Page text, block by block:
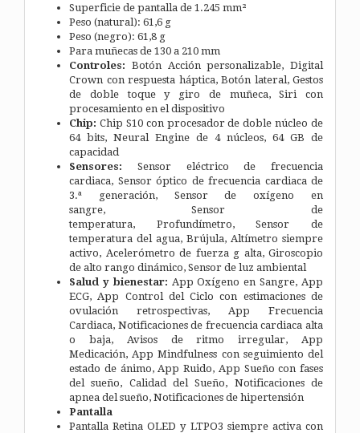
Superficie de pantalla de 1.245 mm²
Peso (natural): 61,6 g
Peso (negro): 61,8 g
Para muñecas de 130 a 210 mm
Controles: Botón Acción personalizable, Digital
Crown con respuesta háptica, Botón lateral, Gestos
de doble toque y giro de muñeca,Siri con
procesamiento en el dispositivo
Chip: Chip S10 con procesador de doble núcleo de
64 bits, Neural Engine de 4 núcleos, 64 GB de
capacidad
Sensores:
Sensor eléctrico de frecuencia
cardiaca, Sensor óptico de frecuencia cardiaca de
3.ª generación, Sensor de oxígeno en
sangre, Sensor de
temperatura, Profundímetro,Sensor de
temperatura del agua, Brújula, Altímetro siempre
activo, Acelerómetro de fuerza g alta, Giroscopio
de alto rango dinámico, Sensor de luz ambiental
Salud y bienestar: App Oxígeno en Sangre, App
ECG, App Control del Ciclo con estimaciones de
ovulación retrospectivas, App Frecuencia
Cardiaca, Notificaciones de frecuencia cardiaca alta
o baja, Avisos de ritmo irregular, App
Medicación, App Mindfulness con seguimiento del
estado de ánimo, App Ruido, App Sueño con fases
del sueño, Calidad del Sueño, Notificaciones de
apnea del sueño, Notificaciones de hipertensión
Pantalla
Pantalla Retina OLED y LTPO3 siempre activa con